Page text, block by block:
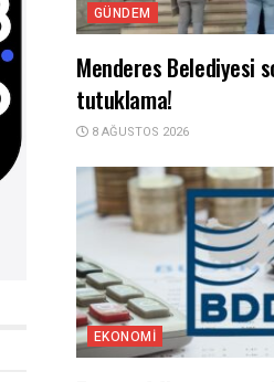
GÜNDEM
Menderes Belediyesi
tutuklama!
8 AĞUSTOS 2026
EKONOMI